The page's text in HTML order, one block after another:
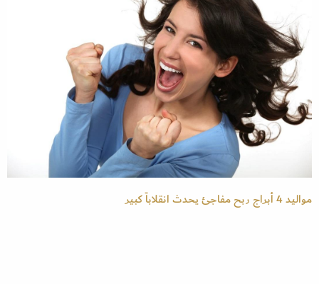
مواليد 4 أبراج ربح مفاجئ يحدث انقلاباً كبير